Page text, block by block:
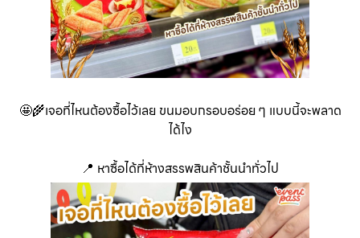
🤩🌾เจอที่ไหนต้องซื้อไว้เลย ขนมอบกรอบอร่อย ๆ แบบนี้จะพลาด
ได้ไง
📍 หาซื้อได้ที่ห้างสรรพสินค้าชั้นนำทั่วไป